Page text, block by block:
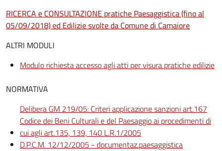
RICERCA e CONSULTAZIONE pratiche Paesaggistica (fino al
05/09/2018) ed Edilizie svolte da Comune di Camaiore
ALTRI MODULI
Modulo richiesta accesso agli atti per visura pratiche edilizie
NORMATIVA
Delibera GM 219/05: Criteri applicazione sanzioni art.167
Codice dei Beni Culturali e del Paesaggio ai procedimenti di
cui agli art.135, 139, 140 L.R.1/2005
D.P.C.M. 12/12/2005 - documentaz.paesaggistica